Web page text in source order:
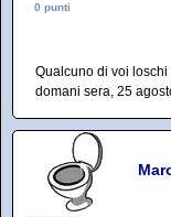
0 punti
Qualcuno di voi
domani sera, 25